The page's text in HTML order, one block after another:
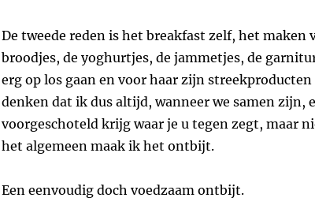
De tweede reden is het breakfast zelf, het maken
broodjes, de yoghurtjes, de jammetjes, de
erg op los gaan en voor haar zijn streekproducten
denken dat ik dus altijd, wanneer we samen zijn,
voorgeschoteld krijg waar je u tegen zegt, maar
het algemeen maak ik het ontbijt.
Een eenvoudig doch voedzaam ontbijt.